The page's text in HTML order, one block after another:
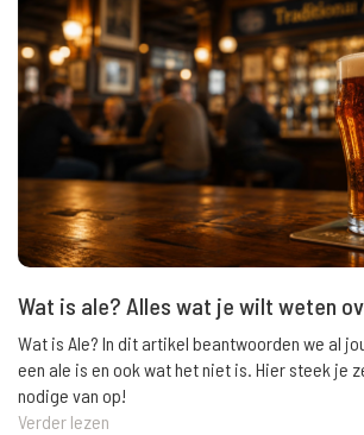
Wat is ale? Alles wat je wilt weten
Wat is Ale? In dit artikel beantwoorden we al
een ale is en ook wat het niet is. Hier steek je
nodige van op!
Verder lezen